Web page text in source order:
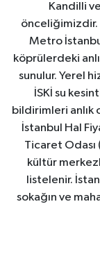
Kandilli
önceliğimizdir.
Metro
köprülerdeki
sunulur. Yerel
İSKİ su
bildirimleri anlık
İstanbul Hal
Ticaret Odası
kültür
listelenir.
sokağın ve